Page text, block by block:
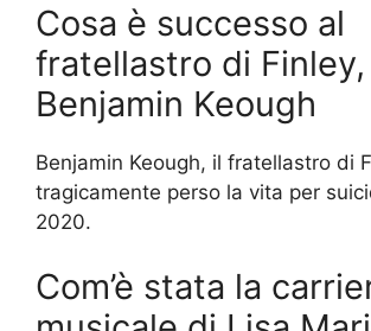
Cosa è successo al
fratellastro di Finley,
Benjamin Keough
Benjamin Keough, il fratellastro di
tragicamente perso la vita per
2020.
Com’è stata la